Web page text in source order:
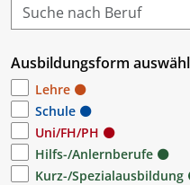
Ausbildungsform
Lehre
Schule
Uni/FH/PH
Hilfs-/Anlernberufe
Kurz-/Spezialausbildung